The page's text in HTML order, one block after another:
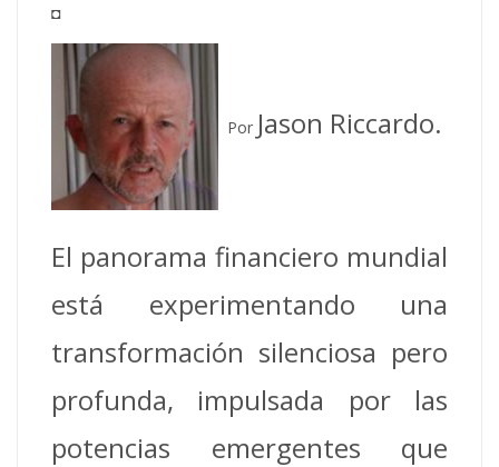
◘
Por Jason Riccardo.
El panorama financiero mundial
está experimentando una
transformación silenciosa pero
profunda, impulsada por las
potencias emergentes que